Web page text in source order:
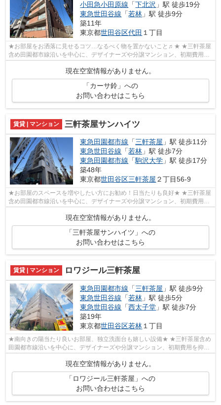
小田急小田原線 「下北沢 」駅 徒歩19分
東急世田谷線 「若林 」駅 徒歩9分
築11年
東京都世田谷区代田 １丁目
★お部屋をお洒落に見せるコツ…なるべく物を置かないこと♬★ ★三軒茶屋
含め田園都市線沿いを中心に、デザイナーズや分譲マンション、初期費用を
抑えた部屋探しはぜひ当社にお任せくださ...
現在空室情報がありません。
「カーサ鈴」への
お問い合わせはこちら
賃貸 | マンション 三軒茶屋サンハイツ
東急田園都市線 「三軒茶屋 」駅 徒歩11分
東急世田谷線 「若林 」駅 徒歩7分
東急田園都市線 「駒沢大学 」駅 徒歩17分
築48年
東京都世田谷区三軒茶屋 ２丁目56-9
★お部屋のスペースを増やしたい方にお勧め！日当たりも良好★ ★三軒茶屋
含め田園都市線沿いを中心に、デザイナーズや分譲マンション、初期費用を
抑えた部屋探しはぜひ当社にお任せくだ...
現在空室情報がありません。
「三軒茶屋サンハイツ」への
お問い合わせはこちら
賃貸 | マンション ロワジール三軒茶屋
東急田園都市線 「三軒茶屋 」駅 徒歩9分
東急世田谷線 「若林 」駅 徒歩5分
東急世田谷線 「西太子堂 」駅 徒歩7分
築19年
東京都世田谷区若林 １丁目
★南向きの陽当たり良いお部屋、独立洗面台も嬉しい設備★ ★三軒茶屋含め
田園都市線沿いを中心に、デザイナーズや分譲マンション、初期費用を抑え
現在空室情報がありません。
「ロワジール三軒茶屋」への
お問い合わせはこちら